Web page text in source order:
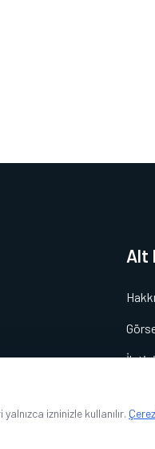
Alt
izninizle kullanılır.